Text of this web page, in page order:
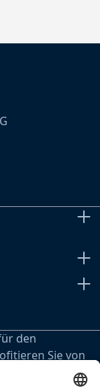
den
Sie von
erscheinenden